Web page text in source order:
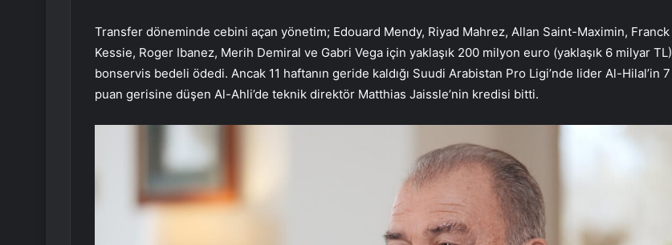
Transfer döneminde cebini açan yönetim; Edouard Mendy, Riyad Mahrez, Allan Saint-Maximin, Franck
Kessie, Roger Ibanez, Merih Demiral ve Gabri Vega için yaklaşık 200 milyon euro (yaklaşık 6 milyar TL)
bonservis bedeli ödedi. Ancak 11 haftanın geride kaldığı Suudi Arabistan Pro Ligi’nde lider Al-Hilal’in 7
puan gerisine düşen Al-Ahli’de teknik direktör Matthias Jaissle’nin kredisi bitti.